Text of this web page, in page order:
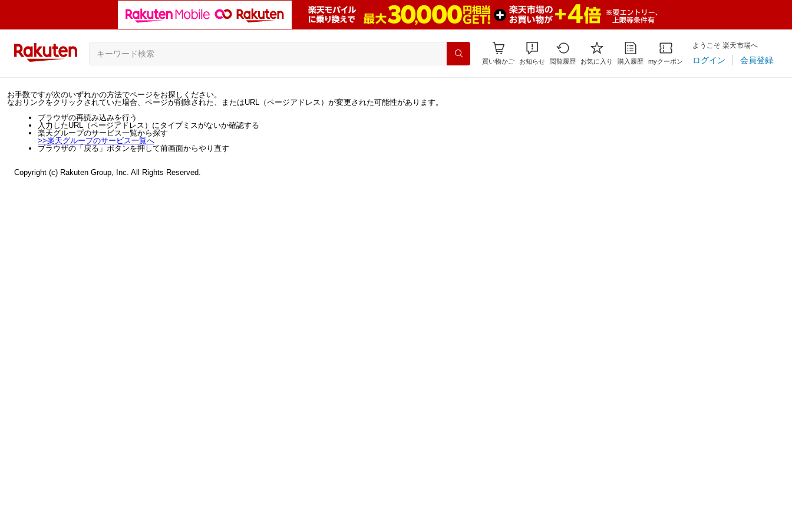
買い物かご お知らせ 閲覧履歴 お気に入り 購入履歴 myクーポン
ようこそ 楽天市場へ
ログイン 会員登録
お手数ですが次のいずれかの方法でページをお探しください。
なおリンクをクリックされていた場合、ページが削除された、またはURL（ページアドレス）が変更された可能性があります。
ブラウザの再読み込みを行う
入力したURL（ページアドレス）にタイプミスがないか確認する
楽天グループのサービス一覧から探す
>>楽天グループのサービス一覧へ
ブラウザの「戻る」ボタンを押して前画面からやり直す
Copyright (c) Rakuten Group, Inc. All Rights Reserved.